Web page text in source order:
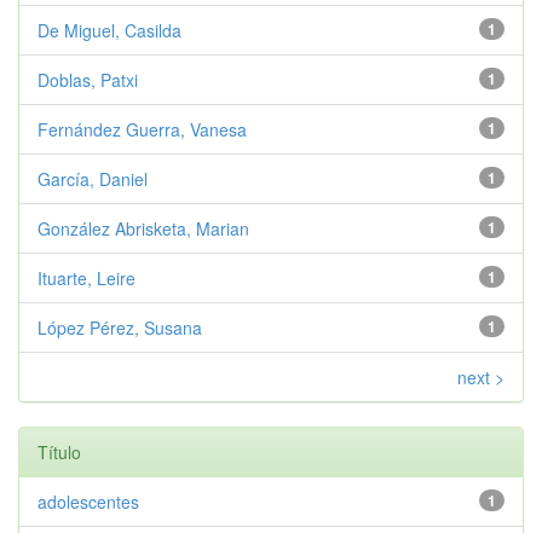
1
De Miguel, Casilda
1
Doblas, Patxi
1
Fernández Guerra, Vanesa
1
García, Daniel
1
González Abrisketa, Marian
1
Ituarte, Leire
1
López Pérez, Susana
next >
Título
1
adolescentes